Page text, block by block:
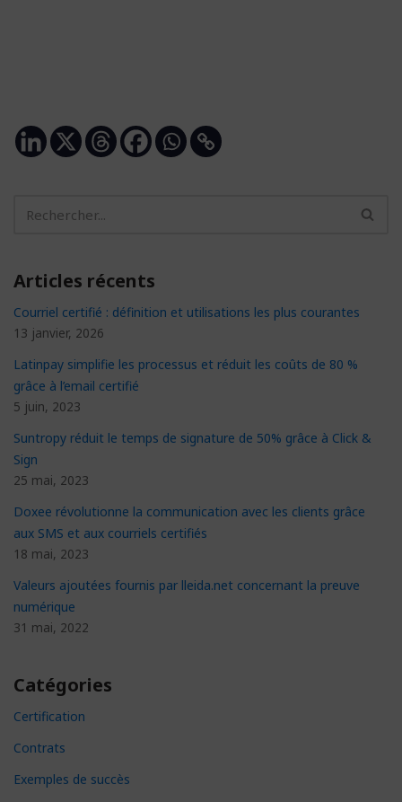
Articles récents
Courriel certifié : définition et utilisations les plus courantes
13 janvier, 2026
Latinpay simplifie les processus et réduit les coûts de 80 %
grâce à l’email certifié
5 juin, 2023
Suntropy réduit le temps de signature de 50% grâce à Click &
Sign
25 mai, 2023
Doxee révolutionne la communication avec les clients grâce
aux SMS et aux courriels certifiés
18 mai, 2023
Valeurs ajoutées fournis par lleida.net concernant la preuve
numérique
31 mai, 2022
Catégories
Certification
Contrats
Exemples de succès